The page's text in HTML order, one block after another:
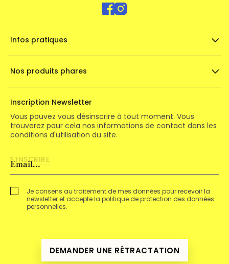
Infos pratiques
Nos produits phares
Inscription Newsletter
Vous pouvez vous désinscrire à tout moment. Vous
trouverez pour cela nos informations de contact dans les
conditions d'utilisation du site.
Je consens au traitement de mes données pour recevoir la
newsletter et accepte la politique de protection des données
personnelles.
DEMANDER UNE RÉTRACTATION